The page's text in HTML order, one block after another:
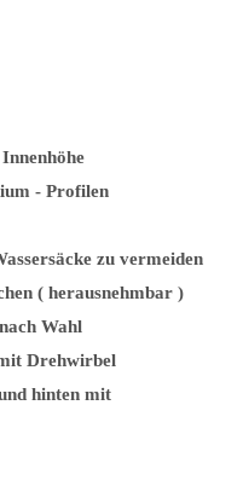
- Profilen
zu vermeiden
( herausnehmbar )
Wahl
Drehwirbel
hinten mit